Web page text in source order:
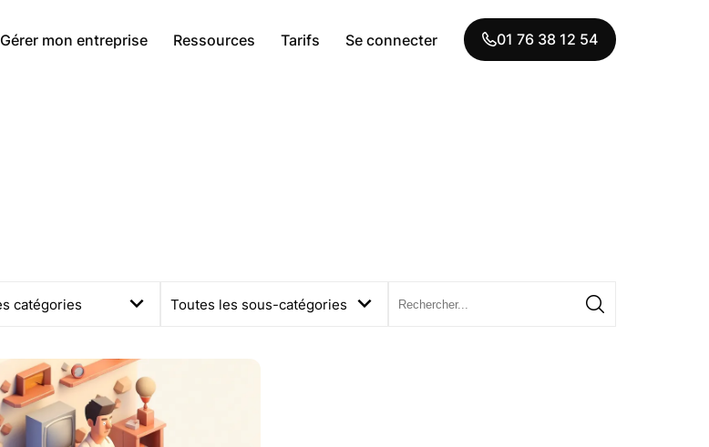
Gérer mon entreprise Ressources Tarifs Se connecter 01 76 38 12 54